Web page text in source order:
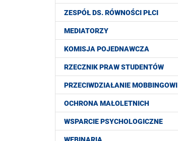
ZESPÓŁ DS. RÓWNOŚCI PŁCI
MEDIATORZY
KOMISJA POJEDNAWCZA
RZECZNIK PRAW STUDENTÓW
PRZECIWDZIAŁANIE MOBBINGOWI
OCHRONA MAŁOLETNICH
WSPARCIE PSYCHOLOGICZNE